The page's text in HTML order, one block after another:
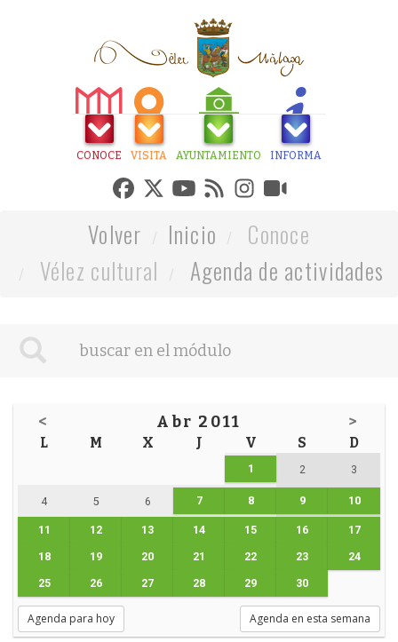
CONOCE VISITA AYUNTAMIENTO INFORMA
Volver Inicio
Conoce
Vélez cultural
Agenda de actividades
< Abr 2011 >
L M X J V S D
1 2 3
4 5 6 7 8 9 10
11 12 13 14 15 16 17
18 19 20 21 22 23 24
25 26 27 28 29 30
Agenda para hoy Agenda en esta semana